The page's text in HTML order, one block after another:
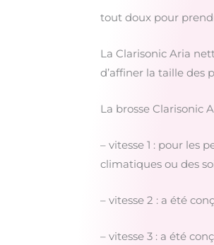
tout doux pour
La Clarisonic Aria
d’affiner la taille des
La brosse Clarisonic
– vitesse 1 : pour les
climatiques ou des
– vitesse 2 : a été
– vitesse 3 : a été